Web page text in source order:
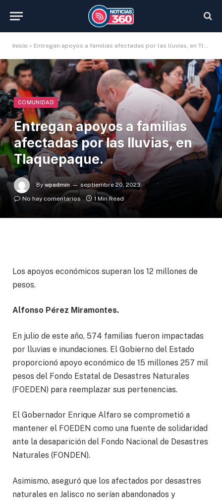
Inicio » Entregan apoyos a familias afectadas por las lluvias, en Tlaquepaque.
COMUNIDAD
Entregan apoyos a familias
afectadas por las lluvias, en
Tlaquepaque.
By wpadmin
septiembre 20, 2023
No hay comentarios
1 Min Read
Los apoyos económicos superan los 12 millones de
pesos.
Alfonso Pérez Miramontes.
En julio de este año, 574 familias fueron impactadas
por lluvias e inundaciones. El Gobierno del Estado
proporcionó apoyo económico de 15 millones 257 mil
pesos del Fondo Estatal de Desastres Naturales
(FOEDEN) para reemplazar sus pertenencias.
El Gobernador Enrique Alfaro se comprometió a
mantener el FOEDEN como una fuente de solidaridad
ante la desaparición del Fondo Nacional de Desastres
Naturales (FONDEN).
Asimismo, aseguró que los afectados por desastres
naturales en Jalisco no serían abandonados y